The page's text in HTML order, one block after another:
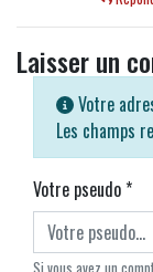
Laisser un
Votre
Les champs
Votre pseudo*